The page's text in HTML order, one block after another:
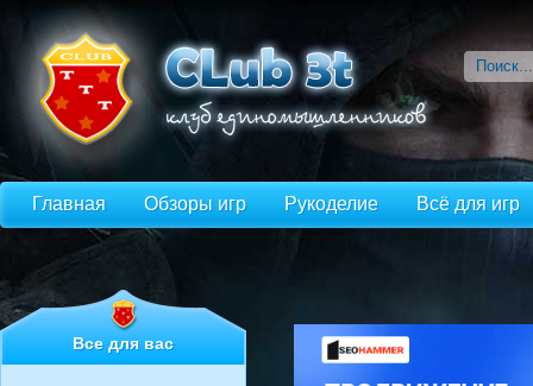
Главная Обзоры игр Рукоделие Всё для игр
Все для вас